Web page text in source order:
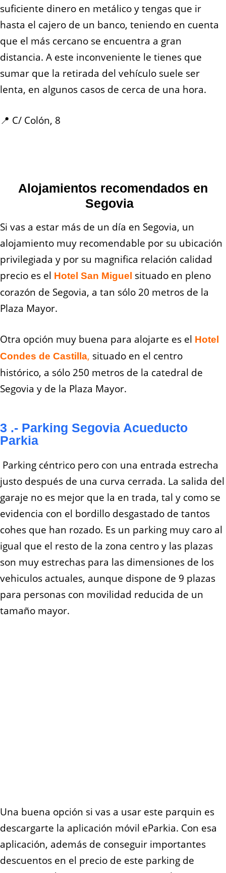
suficiente dinero en metálico y tengas que ir
hasta el cajero de un banco, teniendo en cuenta
que el más cercano se encuentra a gran
distancia. A este inconveniente le tienes que
sumar que la retirada del vehículo suele ser
lenta, en algunos casos de cerca de una hora.
📍 C/ Colón, 8
Alojamientos recomendados en
Segovia
Si vas a estar más de un día en Segovia, un
alojamiento muy recomendable por su ubicación
privilegiada y por su magnifica relación calidad
precio es el Hotel San Miguel situado en pleno
corazón de Segovia, a tan sólo 20 metros de la
Plaza Mayor.
Otra opción muy buena para alojarte es el Hotel
Condes de Castilla, situado en el centro
histórico, a sólo 250 metros de la catedral de
Segovia y de la Plaza Mayor.
3 .- Parking Segovia Acueducto
Parkia
Parking céntrico pero con una entrada estrecha
justo después de una curva cerrada. La salida del
garaje no es mejor que la en trada, tal y como se
evidencia con el bordillo desgastado de tantos
cohes que han rozado. Es un parking muy caro al
igual que el resto de la zona centro y las plazas
son muy estrechas para las dimensiones de los
vehiculos actuales, aunque dispone de 9 plazas
para personas con movilidad reducida de un
tamaño mayor.
Una buena opción si vas a usar este parquin es
descargarte la aplicación móvil eParkia. Con esa
aplicación, además de conseguir importantes
descuentos en el precio de este parking de